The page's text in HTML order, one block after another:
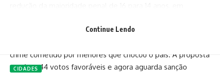
medida, considerada uma vitória política de Javier Milei, foi
crime cometido por menores que chocou o país. A proposta
recebeu 44 votos favoráveis e agora aguarda sanção
Continue Lendo
CIDADES